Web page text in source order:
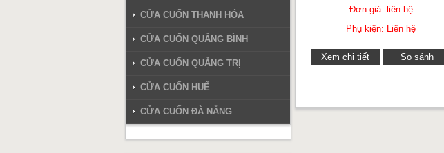
Đơn giá: liên hệ
Phụ kiện: Liên hệ
Xem chi tiết So sánh
CỬA CUỐN THANH HÓA
CỬA CUỐN QUẢNG BÌNH
CỬA CUỐN QUẢNG TRỊ
CỬA CUỐN HUẾ
CỬA CUỐN ĐÀ NẴNG